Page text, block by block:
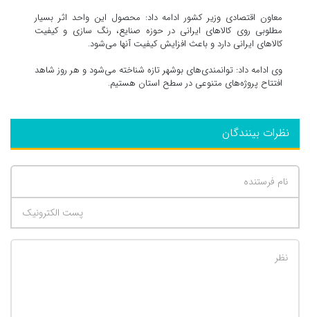
معاون اقتصادی وزیر کشور ادامه داد: محصول این واحد اثر بسیار
مطلوبی روی کالاهای ایرانی در حوزه صنایع، رنگ سازی و کیفیت
کالاهای ایرانی دارد و باعث افزایش کیفیت آنها می‌شود.
وی ادامه داد: توانمندی‌های بوشهر تازه شناخته می‌شود و هر روز شاهد
افتتاح پروژه‌های متنوعی در سطح استان هستیم.
نظرات بینندگان